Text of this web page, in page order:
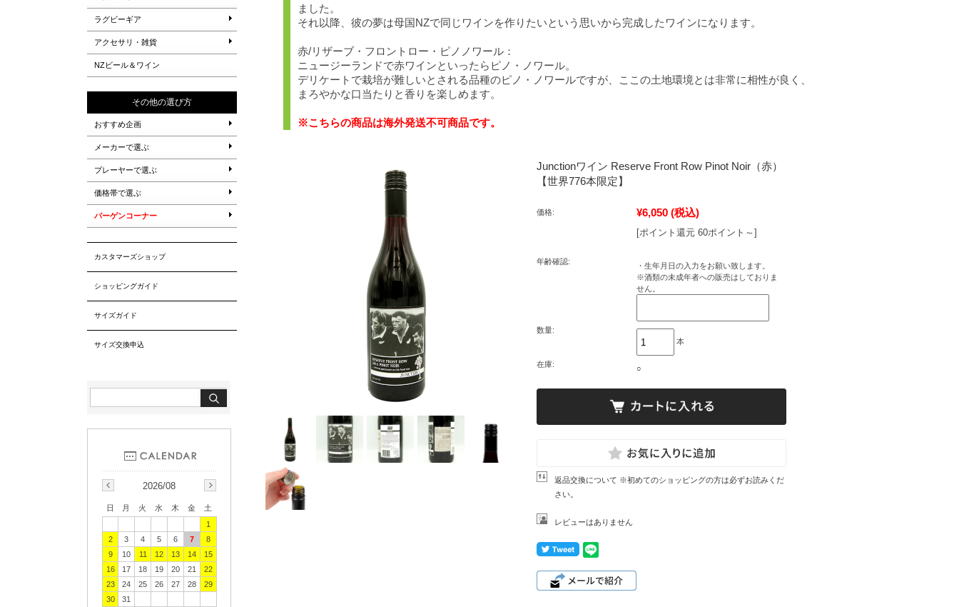
ました。
それ以降、彼の夢は母国NZで同じワインを作りたいという思いから完成したワインになります。
赤/リザーブ・フロントロー・ピノノワール：
ニュージーランドで赤ワインといったらピノ・ノワール。
デリケートで栽培が難しいとされる品種のピノ・ノワールですが、ここの土地環境とは非常に相性が良く、
まろやかな口当たりと香りを楽しめます。
※こちらの商品は海外発送不可商品です。
Junctionワイン Reserve Front Row Pinot Noir（赤）
【世界776本限定】
価格: ¥6,050 (税込)
[ポイント還元 60ポイント～]
年齢確認:
・生年月日の入力をお願い致します。
※酒類の未成年者への販売はしておりま
せん。
数量:
本
在庫: ○
返品交換について ※初めてのショッピングの方は必ずお読みくだ
さい。
レビューはありません
ラグビーギア
アクセサリ・雑貨
NZビール＆ワイン
その他の選び方
おすすめ企画
メーカーで選ぶ
プレーヤーで選ぶ
価格帯で選ぶ
バーゲンコーナー
カスタマーズショップ
ショッピングガイド
サイズガイド
サイズ交換申込
2026/08
日 月 火 水 木 金
土
1
2
3 4 5 6 7
8
9
10 11 12 13 14
15
16
17 18 19 20 21
22
23
24 25 26 27 28
29
30
31